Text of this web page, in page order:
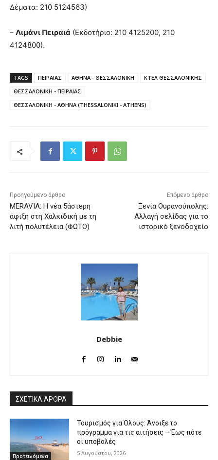
Δέματα: 210 5124563)
– Λιμάνι Πειραιά (Εκδοτήριο: 210 4125200, 210
4124800).
TAGS ΠΕΙΡΑΙΑΣ ΑΘΗΝΑ - ΘΕΣΣΑΛΟΝΙΚΗ
ΚΤΕΛ ΘΕΣΣΑΛΟΝΙΚΗΣ
ΘΕΣΣΑΛΟΝΙΚΗ - ΠΕΙΡΑΙΑΣ
ΘΕΣΣΑΛΟΝΙΚΗ - ΑΘΗΝΑ (THESSALONIKI - ATHENS)
Προηγούμενο άρθρο
MERAVIA: Η νέα 5άστερη
άφιξη στη Χαλκιδική με τη
λιτή πολυτέλεια (ΦΩΤΟ)
Επόμενο άρθρο
Ξενία Ουρανούπολης:
Αλλαγή σελίδας για το
ιστορικό ξενοδοχείο
Debbie
ΣΧΕΤΙΚΑ ΑΡΘΡΑ
Προτεινόμενα
Τουρισμός για Όλους: Άνοιξε το
πρόγραμμα για τις αιτήσεις – Έως πότε
οι υποβολές
5 Αυγούστου, 2026